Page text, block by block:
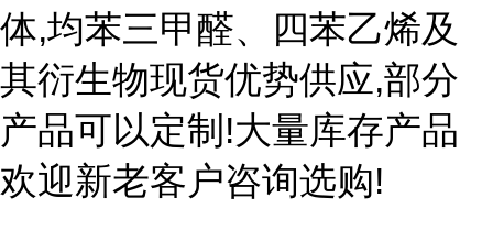
体,均苯三甲醛、四苯乙烯及
其衍生物现货优势供应,部分
产品可以定制!大量库存产品
欢迎新老客户咨询选购!